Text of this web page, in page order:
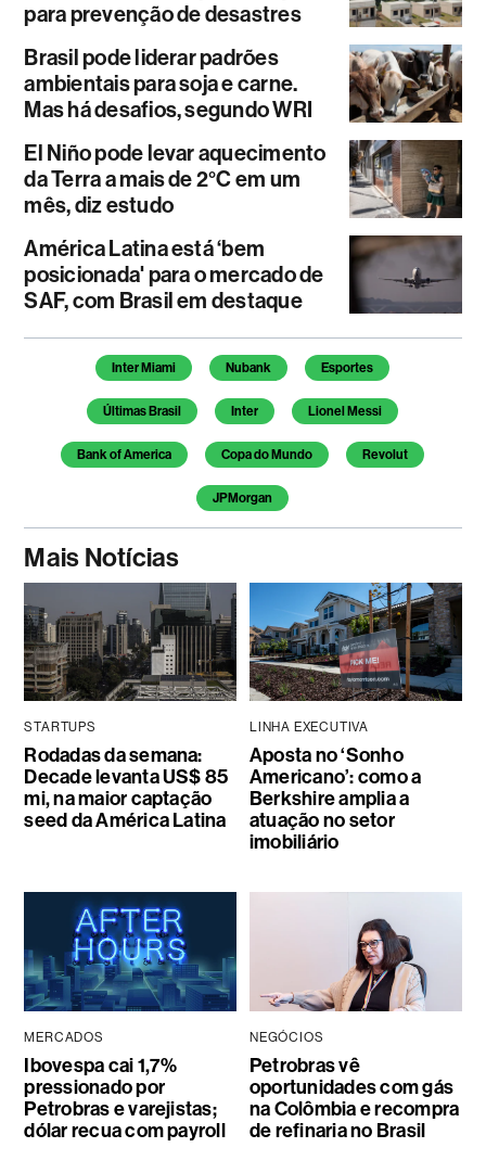
para prevenção de desastres
Brasil pode liderar padrões
ambientais para soja e carne.
Mas há desafios, segundo WRI
El Niño pode levar aquecimento
da Terra a mais de 2°C em um
mês, diz estudo
América Latina está ‘bem
posicionada' para o mercado de
SAF, com Brasil em destaque
Temas deste artigo
Inter Miami Nubank Esportes
Últimas Brasil Inter Lionel Messi
Bank of America Copa do Mundo Revolut
JPMorgan
Mais Notícias
STARTUPS
Rodadas da semana:
Decade levanta US$ 85
mi, na maior captação
seed da América Latina
LINHA EXECUTIVA
Aposta no ‘Sonho
Americano’: como a
Berkshire amplia a
atuação no setor
imobiliário
MERCADOS
Ibovespa cai 1,7%
pressionado por
Petrobras e varejistas;
dólar recua com payroll
NEGÓCIOS
Petrobras vê
oportunidades com gás
na Colômbia e recompra
de refinaria no Brasil